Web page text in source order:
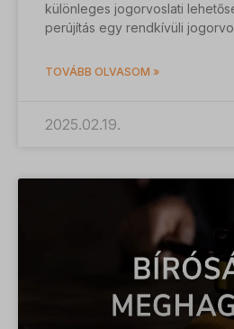
különleges jogorvoslati
perújítás egy rendkívüli
TOVÁBB OLVASOM »
2025.02.19.